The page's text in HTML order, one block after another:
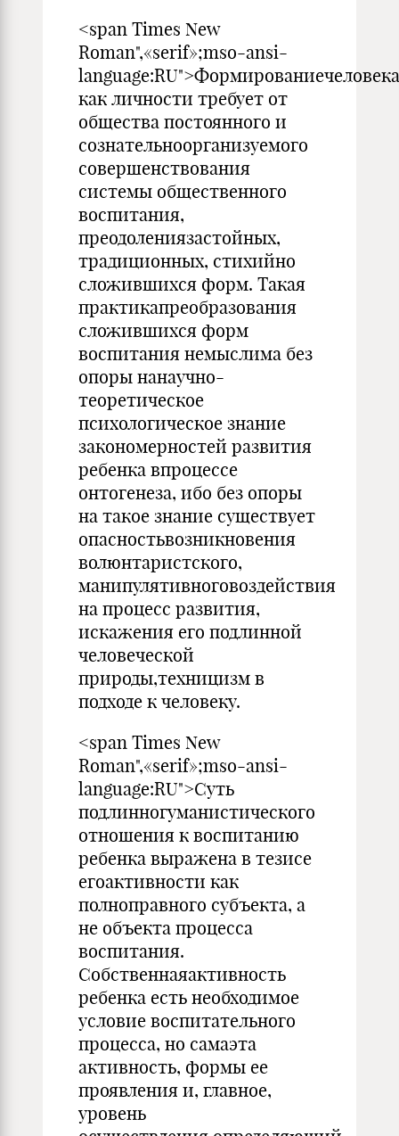
<span Times New
Roman",«serif»;mso-ansi-
language:RU">Формированиечеловека
как личности требует от
общества постоянного и
сознательноорганизуемого
совершенствования
системы общественного
воспитания,
преодолениязастойных,
традиционных, стихийно
сложившихся форм. Такая
практикапреобразования
сложившихся форм
воспитания немыслима без
опоры нанаучно-
теоретическое
психологическое знание
закономерностей развития
ребенка впроцессе
онтогенеза, ибо без опоры
на такое знание существует
опасностьвозникновения
волюнтаристского,
манипулятивноговоздействия
на процесс развития,
искажения его подлинной
человеческой
природы,техницизм в
подходе к человеку.
<span Times New
Roman",«serif»;mso-ansi-
language:RU">Суть
подлинногуманистического
отношения к воспитанию
ребенка выражена в тезисе
егоактивности как
полноправного субъекта, а
не объекта процесса
воспитания.
Собственнаяактивность
ребенка есть необходимое
условие воспитательного
процесса, но самаэта
активность, формы ее
проявления и, главное,
уровень